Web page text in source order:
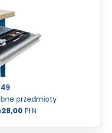
przedmioty
28,00 PLN